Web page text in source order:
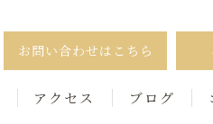
お問い合わせはこちら
アクセス ブログ